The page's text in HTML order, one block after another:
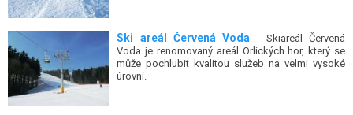
Ski areál Červená Voda - Skiareál Červená
Voda je renomovaný areál Orlických hor, který se
může pochlubit kvalitou služeb na velmi vysoké
úrovni.